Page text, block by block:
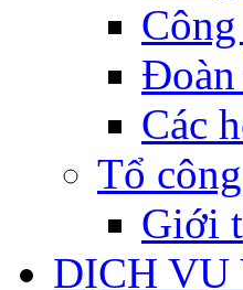
Đoàn
Các
Tổ
Giới
DỊCH VỤ